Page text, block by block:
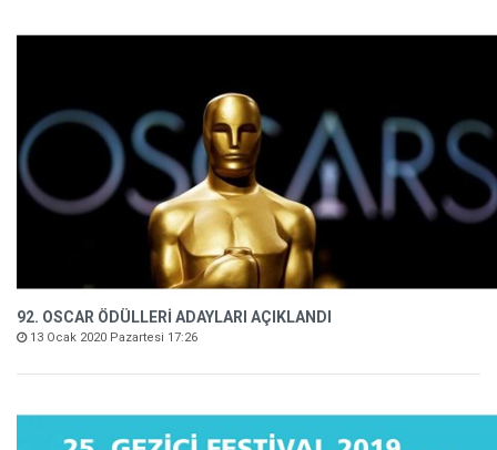
92. OSCAR ÖDÜLLERİ ADAYLARI AÇIKLANDI
13 Ocak 2020 Pazartesi 17:26